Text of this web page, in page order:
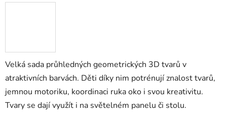
Velká sada průhledných geometrických 3D tvarů v
atraktivních barvách. Děti díky nim potrénují znalost tvarů,
jemnou motoriku, koordinaci ruka oko i svou kreativitu.
Tvary se dají využít i na světelném panelu či stolu.